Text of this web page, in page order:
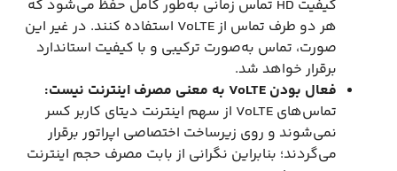
کیفیت HD تماس زمانی به‌طور کامل حفظ می‌شود که
هر دو طرف تماس از VoLTE استفاده کنند. در غیر این
صورت، تماس به‌صورت ترکیبی و با کیفیت استاندارد
برقرار خواهد شد.
فعال بودن VoLTE به معنی مصرف اینترنت نیست:
تماس‌های VoLTE از سهم اینترنت دیتای کاربر کسر
نمی‌شوند و روی زیرساخت اختصاصی اپراتور برقرار
می‌گردند؛ بنابراین نگرانی از بابت مصرف حجم اینترنت